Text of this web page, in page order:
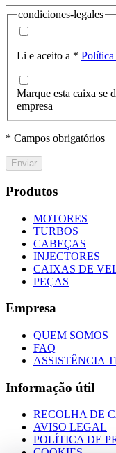
condiciones-legales
Li e aceito a * Política
Marque esta caixa se
empresa
* Campos obrigatórios
Enviar
Produtos
MOTORES
TURBOS
CABEÇAS
INJECTORES
CAIXAS DE
PEÇAS
Empresa
QUEM SOMOS
FAQ
ASSISTÊNCIA
Informação útil
RECOLHA DE
AVISO LEGAL
POLÍTICA DE